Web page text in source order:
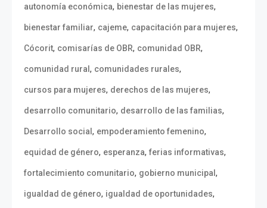
autonomía económica, bienestar de las mujeres,
bienestar familiar, cajeme, capacitación para mujeres,
Cócorit, comisarías de OBR, comunidad OBR,
comunidad rural, comunidades rurales,
cursos para mujeres, derechos de las mujeres,
desarrollo comunitario, desarrollo de las familias,
Desarrollo social, empoderamiento femenino,
equidad de género, esperanza, ferias informativas,
fortalecimiento comunitario, gobierno municipal,
igualdad de género, igualdad de oportunidades,